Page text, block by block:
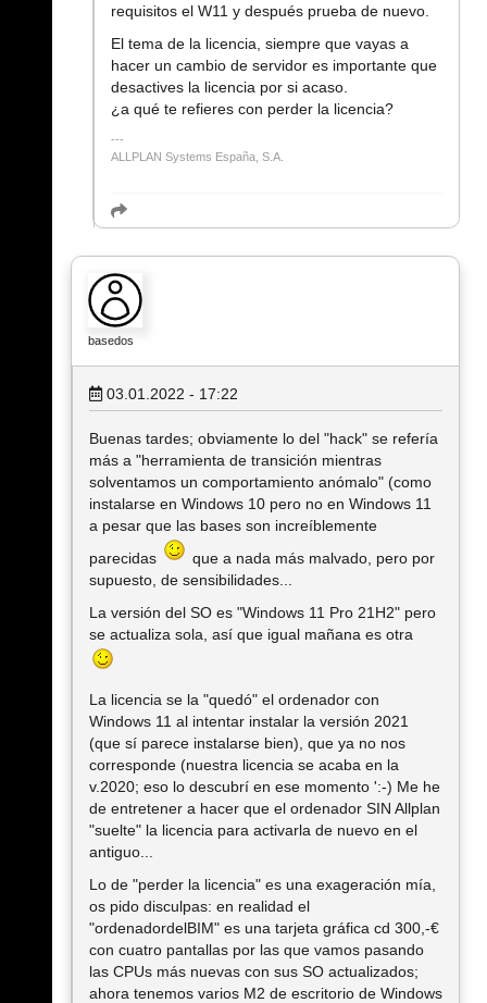
requisitos el W11 y después prueba de nuevo.
El tema de la licencia, siempre que vayas a
hacer un cambio de servidor es importante que
desactives la licencia por si acaso.
¿a qué te refieres con perder la licencia?
ALLPLAN Systems España, S.A.
basedos
03.01.2022 - 17:22
Buenas tardes; obviamente lo del "hack" se refería
más a "herramienta de transición mientras
solventamos un comportamiento anómalo" (como
instalarse en Windows 10 pero no en Windows 11
a pesar que las bases son increíblemente
parecidas
que a nada más malvado, pero por
supuesto, de sensibilidades...
La versión del SO es "Windows 11 Pro 21H2" pero
se actualiza sola, así que igual mañana es otra
La licencia se la "quedó" el ordenador con
Windows 11 al intentar instalar la versión 2021
(que sí parece instalarse bien), que ya no nos
corresponde (nuestra licencia se acaba en la
v.2020; eso lo descubrí en ese momento ':-) Me he
de entretener a hacer que el ordenador SIN Allplan
"suelte" la licencia para activarla de nuevo en el
antiguo...
Lo de "perder la licencia" es una exageración mía,
os pido disculpas: en realidad el
"ordenadordelBIM" es una tarjeta gráfica cd 300,-€
con cuatro pantallas por las que vamos pasando
las CPUs más nuevas con sus SO actualizados;
ahora tenemos varios M2 de escritorio de Windows